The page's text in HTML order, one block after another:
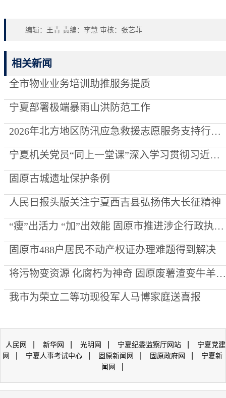
编辑：王青 责编：李慧 审核：张艺菲
相关新闻
全市物业业务培训助推服务提质
宁夏部署极端暴雨山洪防范工作
2026年北方地区防汛应急救援志愿服务支持行动走进泾源县
宁夏机关党员“同上一堂课”深入学习贯彻习近平党建思想
固原古城遗址保护条例
人民日报头版关注宁夏西吉县弘扬伟大长征精神
“瘦”出活力 “加”出效能 固原市推进涉企行政执法提质增效
固原市488户居民不动产权证办理难题得到解决
将污物变资源 化腐朽为神奇 固原废薯渣变牛羊美食
我市为荣立二等功现役军人马博家庭送喜报
人民网 新华网 光明网 宁夏纪委监察厅网站
宁夏党建
网
宁夏人事考试中心 固原新闻网 固原政府网
宁夏新
闻网